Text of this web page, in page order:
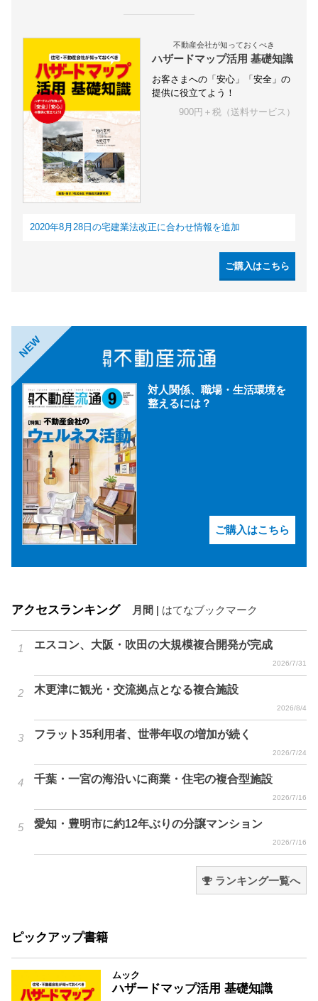
不動産会社が知っておくべき
ハザードマップ活用 基礎知識
お客さまへの「安心」「安全」の
提供に役立てよう！
900円＋税（送料サービス）
2020年8月28日の宅建業法改正に合わせ情報を追加
ご購入はこちら
NEW
対人関係、職場・生活環境を
整えるには？
ご購入はこちら
アクセスランキング 月間 はてなブックマーク
エスコン、大阪・吹田の大規模複合開発が完成
2026/7/31
木更津に観光・交流拠点となる複合施設
2026/8/4
フラット35利用者、世帯年収の増加が続く
2026/7/24
千葉・一宮の海沿いに商業・住宅の複合型施設
2026/7/16
愛知・豊明市に約12年ぶりの分譲マンション
2026/7/16
ランキング一覧へ
ピックアップ書籍
ムック
ハザードマップ活用 基礎知識